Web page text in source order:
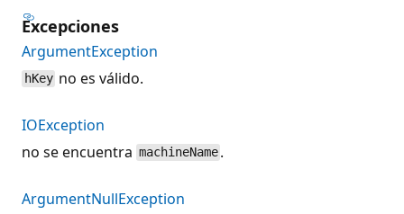
Excepciones
ArgumentException
hKey no es válido.
IOException
no se encuentra machineName .
ArgumentNullException